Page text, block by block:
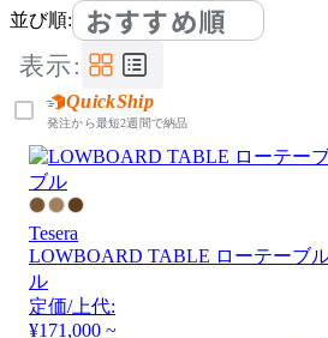
並び順: おすすめ順
表示:
QuickShip
発注から最短2週間で納品
Tesera
LOWBOARD TABLE ローテーブ
ル
定価/上代:
¥171,000 ~